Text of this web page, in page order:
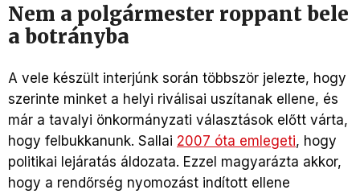
Nem a polgármester roppant bele
a botrányba
A vele készült interjúnk során többször jelezte, hogy
szerinte minket a helyi riválisai uszítanak ellene, és
már a tavalyi önkormányzati választások előtt várta,
hogy felbukkanunk. Sallai 2007 óta emlegeti, hogy
politikai lejáratás áldozata. Ezzel magyarázta akkor,
hogy a rendőrség nyomozást indított ellene